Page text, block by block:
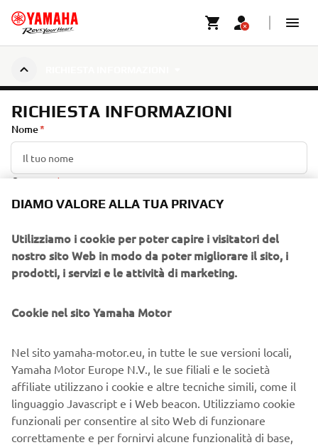
RICHIESTA INFORMAZIONI
Nome
Cognome
E-mail
PREFERITO
Questo concessionario sarà responsabile dell'assistenza e
del supporto
Trova il concessionario Yamaha più vicino
DIAMO VALORE ALLA TUA PRIVACY
Utilizziamo i cookie per poter capire i visitatori del
nostro sito Web in modo da poter migliorare il sito, i
prodotti, i servizi e le attività di marketing.
Cookie nel sito Yamaha Motor
Nel sito yamaha-motor.eu, in tutte le sue versioni locali,
Yamaha Motor Europe N.V., le sue filiali e le società
affiliate utilizzano i cookie e altre tecniche simili, come il
linguaggio Javascript e i Web beacon. Utilizziamo cookie
funzionali per consentire al sito Web di funzionare
correttamente e per fornirvi alcune funzionalità di base,